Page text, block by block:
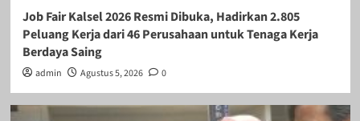
Job Fair Kalsel 2026 Resmi Dibuka, Hadirkan 2.805
Peluang Kerja dari 46 Perusahaan untuk Tenaga Kerja
Berdaya Saing
admin Agustus 5, 2026 0